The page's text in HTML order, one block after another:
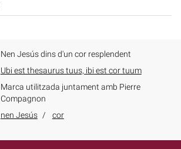
Nen Jesús dins d'un cor resplendent
Ubi est thesaurus tuus, ibi est cor tuum
Marca utilitzada juntament amb Pierre
Compagnon
nen Jesús cor